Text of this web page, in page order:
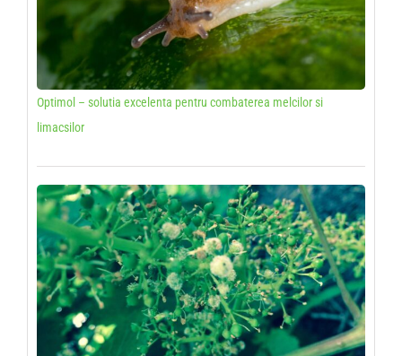
Optimol – solutia excelenta pentru combaterea melcilor si
limacsilor